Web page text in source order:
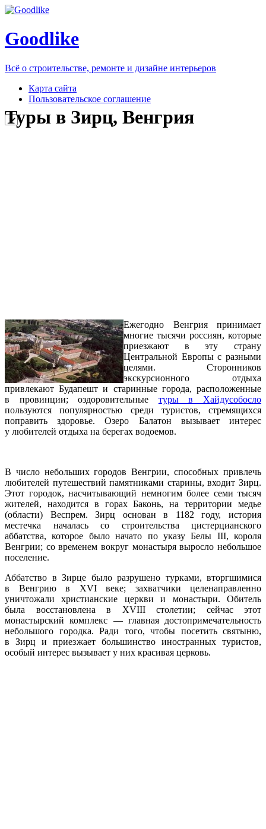
Goodlike
Всё о строительстве, ремонте и дизайне интерьеров
Карта сайта
Пользовательское соглашение
Туры в Зирц, Венгрия
Ежегодно Венгрия принимает
многие тысячи россиян, которые
приезжают в эту страну
Центральной Европы с разными
целями. Сторонников
экскурсионного отдыха
привлекают Будапешт и старинные города, расположенные
в провинции; оздоровительные туры в Хайдусобосло
пользуются популярностью среди туристов, стремящихся
поправить здоровье. Озеро Балатон вызывает интерес
у любителей отдыха на берегах водоемов.
В число небольших городов Венгрии, способных привлечь
любителей путешествий памятниками старины, входит Зирц.
Этот городок, насчитывающий немногим более семи тысяч
жителей, находится в горах Баконь, на территории медье
(области) Веспрем. Зирц основан в 1182 году, история
местечка началась со строительства цистерцианского
аббатства, которое было начато по указу Белы III, короля
Венгрии; со временем вокруг монастыря выросло небольшое
поселение.
Аббатство в Зирце было разрушено турками, вторгшимися
в Венгрию в XVI веке; захватчики целенаправленно
уничтожали христианские церкви и монастыри. Обитель
была восстановлена в XVIII столетии; сейчас этот
монастырский комплекс — главная достопримечательность
небольшого городка. Ради того, чтобы посетить святыню,
в Зирц и приезжает большинство иностранных туристов,
особый интерес вызывает у них красивая церковь.